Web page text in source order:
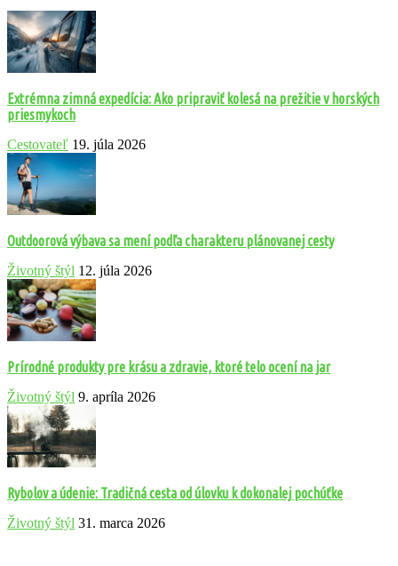
Extrémna zimná expedícia: Ako pripraviť kolesá na prežitie v horských
priesmykoch
Cestovateľ 19. júla 2026
Outdoorová výbava sa mení podľa charakteru plánovanej cesty
Životný štýl 12. júla 2026
Prírodné produkty pre krásu a zdravie, ktoré telo ocení na jar
Životný štýl 9. apríla 2026
Rybolov a údenie: Tradičná cesta od úlovku k dokonalej pochúťke
Životný štýl 31. marca 2026